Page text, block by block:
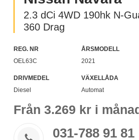
2.3 dCi 4WD 190hk N-
360 Drag
REG. NR
OEL63C
ÅRSMODELL
2021
DRIVMEDEL
Diesel
VÄXELLÅDA
Automat
Från 3.269 kr i
 031-788 91 81